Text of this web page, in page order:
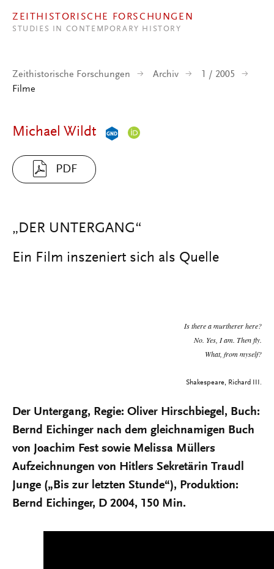
ZEITHISTORISCHE FORSCHUNGEN
STUDIES IN CONTEMPORARY HISTORY
Zeithistorische Forschungen Archiv
1 / 2005
Filme
Michael Wildt
PDF
„DER UNTERGANG“
Ein Film inszeniert sich als Quelle
Is there a murtherer here?
No. Yes, I am. Then fly.
What, from myself?
Shakespeare, Richard III.
Der Untergang, Regie: Oliver Hirschbiegel, Buch:
Bernd Eichinger nach dem gleichnamigen Buch
von Joachim Fest sowie Melissa Müllers
Aufzeichnungen von Hitlers Sekretärin Traudl
Junge („Bis zur letzten Stunde“), Produktion:
Bernd Eichinger, D 2004, 150 Min.